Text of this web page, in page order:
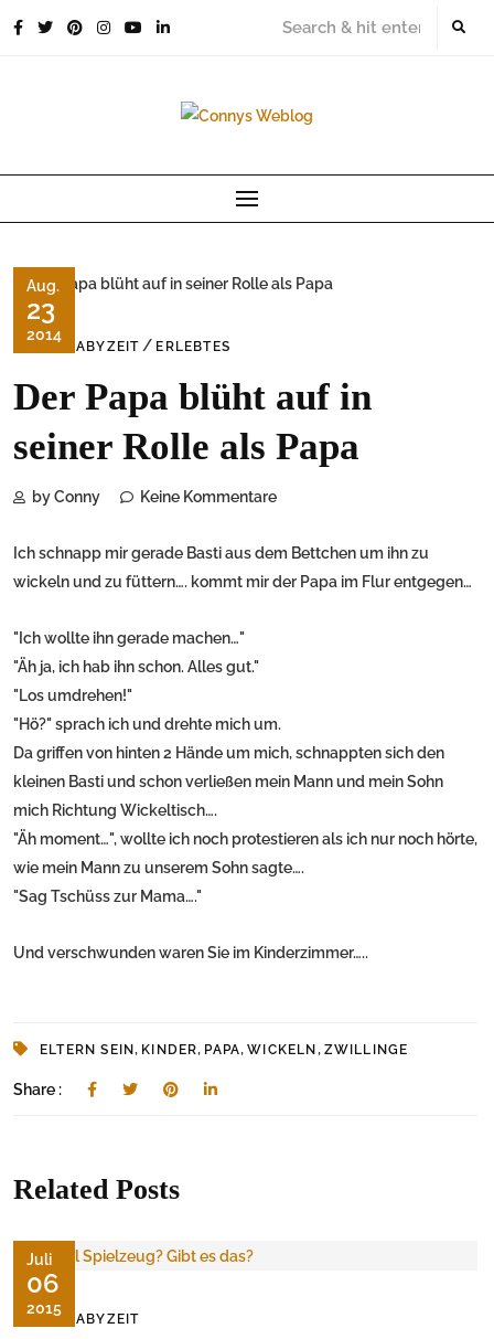
Aug.
23
2014
DIE BABYZEIT / ERLEBTES
Der Papa blüht auf in
seiner Rolle als Papa
by Conny Keine Kommentare
Ich schnapp mir gerade Basti aus dem Bettchen um ihn zu
wickeln und zu füttern…. kommt mir der Papa im Flur entgegen…
"Ich wollte ihn gerade machen…"
"Äh ja, ich hab ihn schon. Alles gut."
"Los umdrehen!"
"Hö?" sprach ich und drehte mich um.
Da griffen von hinten 2 Hände um mich, schnappten sich den
kleinen Basti und schon verließen mein Mann und mein Sohn
mich Richtung Wickeltisch….
"Äh moment…", wollte ich noch protestieren als ich nur noch hörte,
wie mein Mann zu unserem Sohn sagte….
"Sag Tschüss zur Mama…."
Und verschwunden waren Sie im Kinderzimmer…..
ELTERN SEIN, KINDER, PAPA,WICKELN, ZWILLINGE
Share :
Related Posts
Juli
06
2015
DIE BABYZEIT